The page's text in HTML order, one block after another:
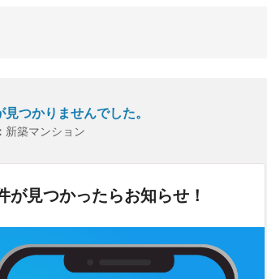
つかりませんでした。
新築マンション
見つかったらお知らせ！